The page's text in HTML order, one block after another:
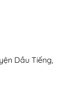
Dầu Tiếng,